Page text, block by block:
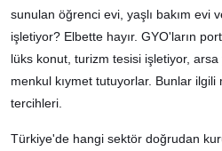
sunulan öğrenci evi, yaşlı bakım evi
işletiyor? Elbette hayır. GYO'ların
lüks konut, turizm tesisi işletiyor, arsa
menkul kıymet tutuyorlar. Bunlar ilgili
tercihleri.
Türkiye'de hangi sektör doğrudan